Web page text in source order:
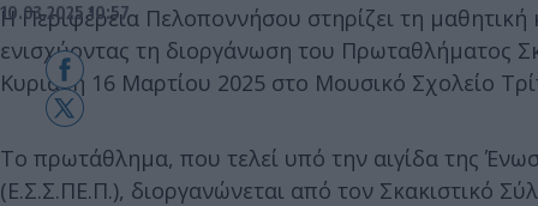
10.03.2025 10:57
Η Περιφέρεια Πελοποννήσου στηρίζει τη
ενισχύοντας τη διοργάνωση του Πρωταθλήματος
Κυριακή 16 Μαρτίου 2025 στο Μουσικό Σχολείο
Το πρωτάθλημα, που τελεί υπό την αιγίδα της
(Ε.Σ.Σ.ΠΕ.Π.), διοργανώνεται από τον Σκακιστικό